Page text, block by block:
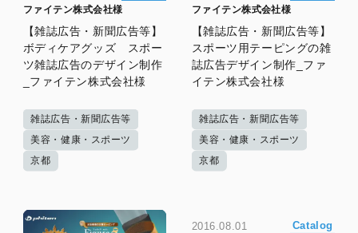
ファイテン株式会社様
【雑誌広告・新聞広告等】
ボディケアグッズ スポー
ツ雑誌広告のデザイン制作
_ファイテン株式会社様
雑誌広告・新聞広告等
美容・健康・スポーツ
京都
ファイテン株式会社様
【雑誌広告・新聞広告等】
スポーツ用テーピングの雑
誌広告デザイン制作_ファ
イテン株式会社様
雑誌広告・新聞広告等
美容・健康・スポーツ
京都
2016.08.01 Catalog